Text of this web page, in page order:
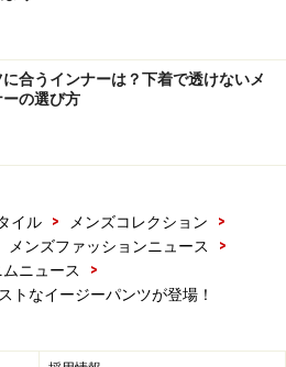
合うインナーは？下着で透けないメ
の選び方
イル > メンズコレクション
>
メンズファッションニュース
>
ニュース
>
トなイージーパンツが登場！